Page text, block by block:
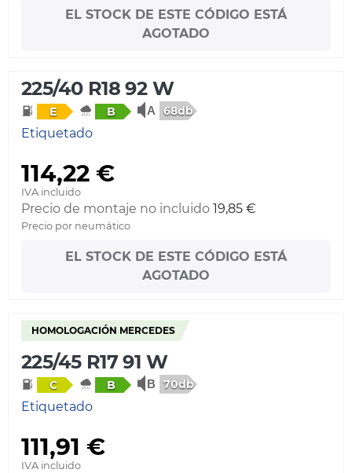
EL STOCK DE ESTE CÓDIGO ESTÁ
AGOTADO
225/40 R18 92 W
E B 68db
Etiquetado
114,22 €
IVA incluido
Precio de montaje no incluido 19,85 €
Precio por neumático
EL STOCK DE ESTE CÓDIGO ESTÁ
AGOTADO
HOMOLOGACIÓN MERCEDES
225/45 R17 91 W
C B 70db
Etiquetado
111,91 €
IVA incluido